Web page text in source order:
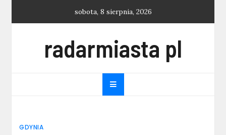
sobota, 8 sierpnia, 2026
radarmiasta pl
GDYNIA